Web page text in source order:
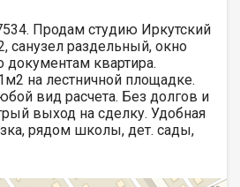
Продам студию Иркутский
санузел раздельный, окно
документам квартира.
на лестничной площадке.
вид расчета. Без долгов и
выход на сделку. Удобная
рядом школы, дет. сады,